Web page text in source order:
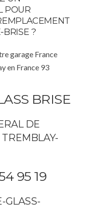
POUR
BRISE ?
garage France
en France 93
BRISE
DE
95 19
GLASS-